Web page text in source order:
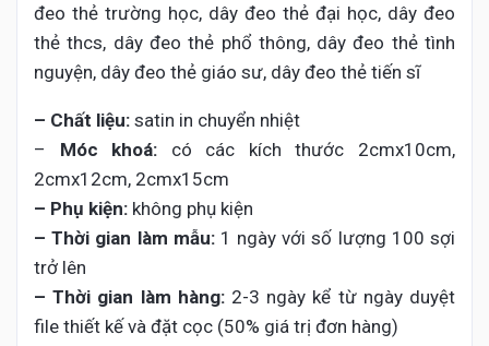
đeo thẻ trường học, dây đeo thẻ đại học, dây đeo
thẻ thcs, dây đeo thẻ phổ thông, dây đeo thẻ tình
nguyện, dây đeo thẻ giáo sư, dây đeo thẻ tiến sĩ
– Chất liệu: satin in chuyển nhiệt
– Móc khoá: có các kích thước 2cmx10cm,
2cmx12cm, 2cmx15cm
– Phụ kiện: không phụ kiện
– Thời gian làm mẫu:1 ngày với số lượng 100 sợi
trở lên
– Thời gian làm hàng:2-3 ngày kể từ ngày duyệt
file thiết kế và đặt cọc (50% giá trị đơn hàng)